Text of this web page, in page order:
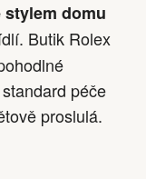
domu
Butik Rolex
péče
proslulá.